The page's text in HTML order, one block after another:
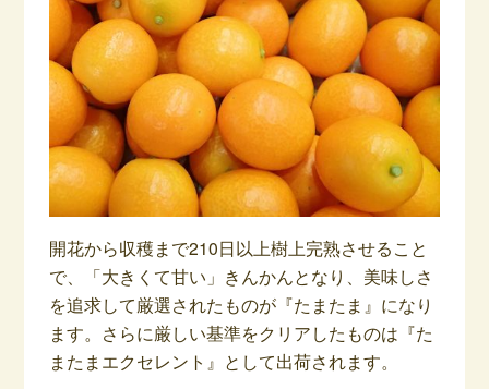
開花から収穫まで210日以上樹上完熟させること
で、「大きくて甘い」きんかんとなり、美味しさ
を追求して厳選されたものが『たまたま』になり
ます。さらに厳しい基準をクリアしたものは『た
またまエクセレント』として出荷されます。